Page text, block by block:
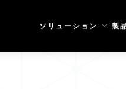
ソリューション 製